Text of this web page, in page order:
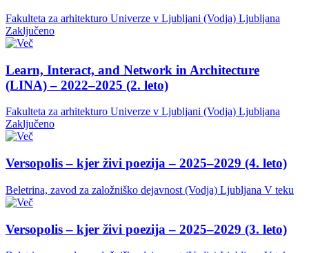
Fakulteta za arhitekturo Univerze v Ljubljani (Vodja) Ljubljana
Zaključeno
Learn, Interact, and Network in Architecture
(LINA) – 2022–2025 (2. leto)
Fakulteta za arhitekturo Univerze v Ljubljani (Vodja) Ljubljana
Zaključeno
Versopolis – kjer živi poezija – 2025–2029 (4. leto)
Beletrina, zavod za založniško dejavnost (Vodja) Ljubljana V teku
Versopolis – kjer živi poezija – 2025–2029 (3. leto)